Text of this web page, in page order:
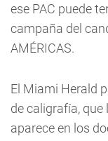
ese PAC puede
campaña del
AMÉRICAS.
El Miami Herald
de caligrafía,
aparece en los